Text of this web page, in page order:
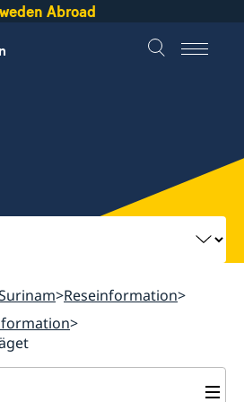
Abroad
Reseinformation